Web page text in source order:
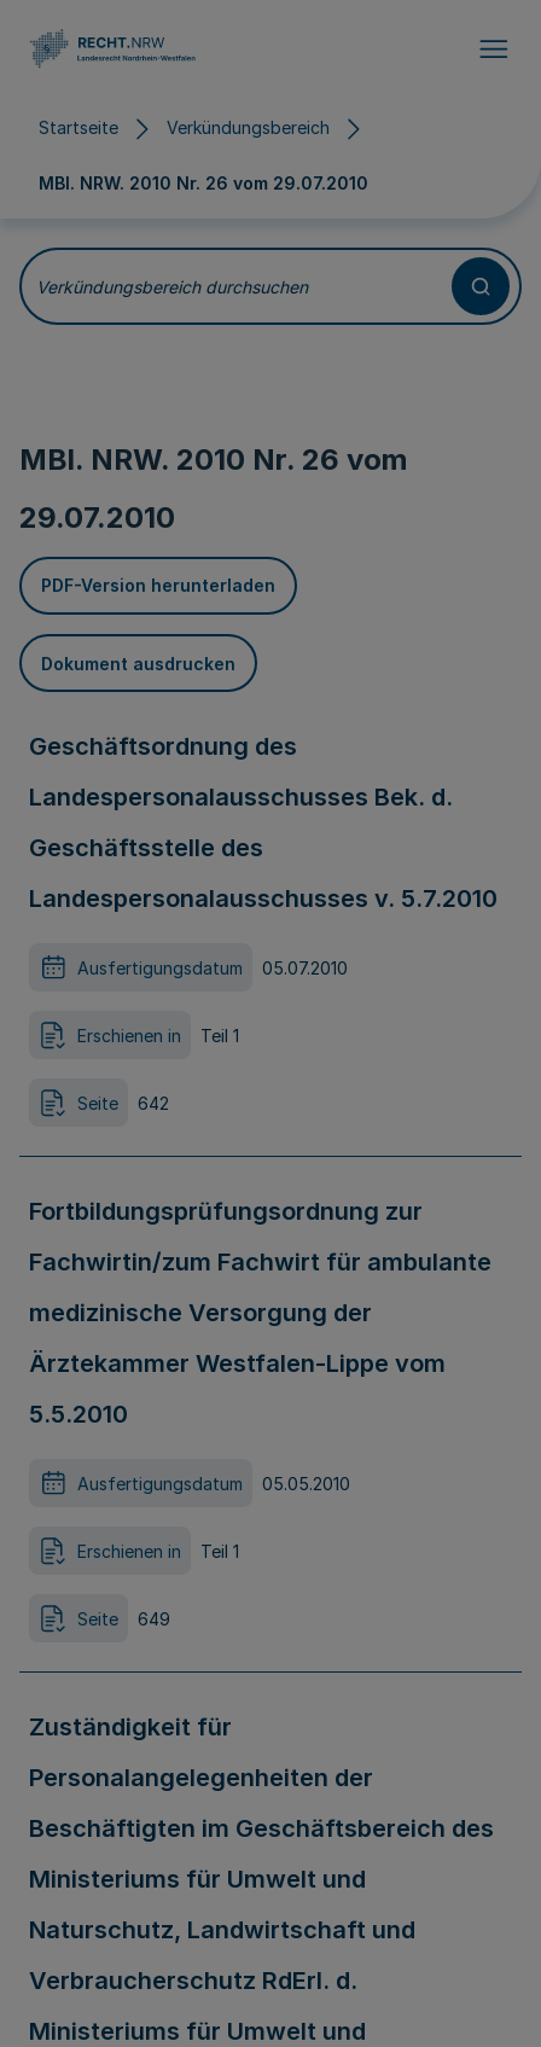
Startseite Verkündungsbereich
MBl. NRW. 2010 Nr. 26 vom 29.07.2010
Verkündungsbereich durchsuchen
MBl. NRW. 2010 Nr. 26 vom
29.07.2010
PDF-Version herunterladen
Dokument ausdrucken
Geschäftsordnung des
Landespersonalausschusses Bek. d.
Geschäftsstelle des
Landespersonalausschusses v. 5.7.2010
Ausfertigungsdatum 05.07.2010
Erschienen in Teil 1
Seite 642
Fortbildungsprüfungsordnung zur
Fachwirtin/zum Fachwirt für ambulante
medizinische Versorgung der
Ärztekammer Westfalen-Lippe vom
5.5.2010
Ausfertigungsdatum 05.05.2010
Erschienen in Teil 1
Seite 649
Zuständigkeit für
Personalangelegenheiten der
Beschäftigten im Geschäftsbereich des
Ministeriums für Umwelt und
Naturschutz, Landwirtschaft und
Verbraucherschutz RdErl. d.
Ministeriums für Umwelt und